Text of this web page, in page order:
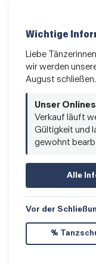
Das
©
Wichtige
Liebe
wir werden
August schließen.
Unser
Verkauf läuft
Gültigkeit und
gewohnt
Alle
Vor der
%